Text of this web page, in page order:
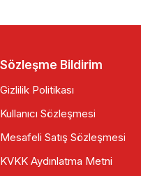
Sözleşme Bildirim
Gizlilik Politikası
Kullanıcı Sözleşmesi
Mesafeli Satış Sözleşmesi
KVKK Aydınlatma Metni